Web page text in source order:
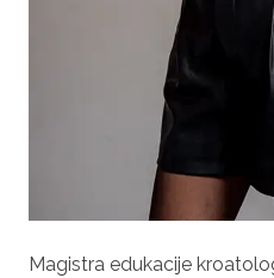
Magistra edukacije